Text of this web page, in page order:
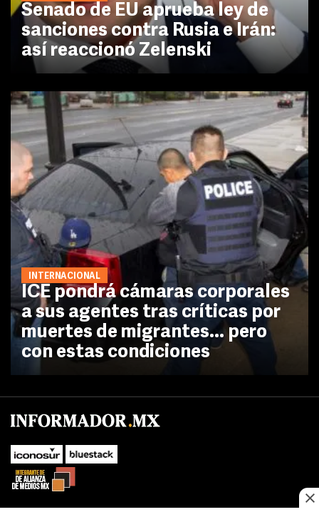
Senado de EU aprueba ley de
sanciones contra Rusia e Irán:
así reaccionó Zelenski
INTERNACIONAL
ICE pondrá cámaras corporales
a sus agentes tras críticas por
muertes de migrantes... pero
con estas condiciones